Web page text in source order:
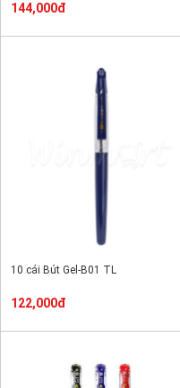
144,000đ
10 cái Bút Gel-B01 TL
122,000đ